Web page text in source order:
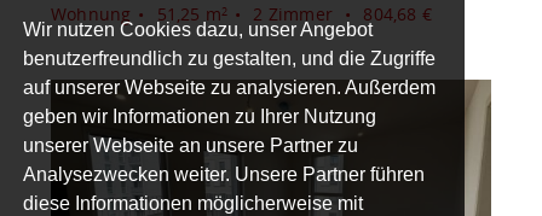
Wir nutzen Cookies dazu, unser Angebot
benutzerfreundlich zu gestalten, und die Zugriffe
auf unserer Webseite zu analysieren. Außerdem
geben wir Informationen zu Ihrer Nutzung
unserer Webseite an unsere Partner zu
Analysezwecken weiter. Unsere Partner führen
diese Informationen möglicherweise mit
Wohnung 51,25 m2 2 Zimmer 804,68 €